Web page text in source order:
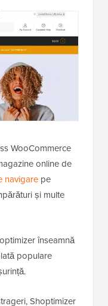
WooCommerce
online de
navigare pe
și multe
înseamnă
populare
Shoptimizer